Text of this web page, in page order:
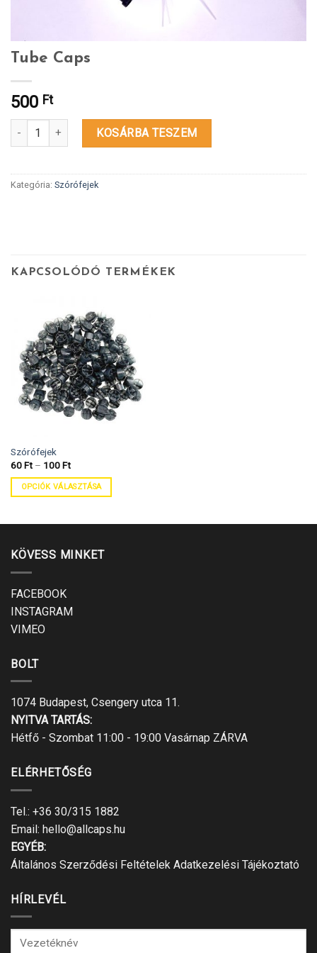
Tube Caps
500 Ft
Tube Caps mennyiségKOSÁRBA TESZEM
Kategória: Szórófejek
KAPCSOLÓDÓ TERMÉKEK
Szórófejek
60Ft– 100Ft
OPCIÓK VÁLASZTÁSA
KÖVESS MINKET
FACEBOOK
INSTAGRAM
VIMEO
BOLT
1074 Budapest, Csengery utca 11.
NYITVA TARTÁS:
Hétfő - Szombat 11:00 - 19:00 Vasárnap ZÁRVA
ELÉRHETŐSÉG
Tel.: +36 30/315 1882
Email: hello@allcaps.hu
EGYÉB:
Általános Szerződési Feltételek Adatkezelési Tájékoztató
HÍRLEVÉL